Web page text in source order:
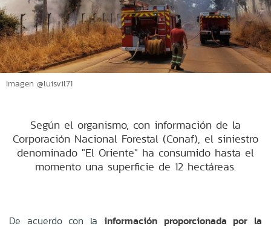
Imagen @luisvil71
Según el organismo, con información de la
Corporación Nacional Forestal (Conaf), el siniestro
denominado "El Oriente" ha consumido hasta el
momento una superficie de 12 hectáreas.
De acuerdo con la información proporcionada por la